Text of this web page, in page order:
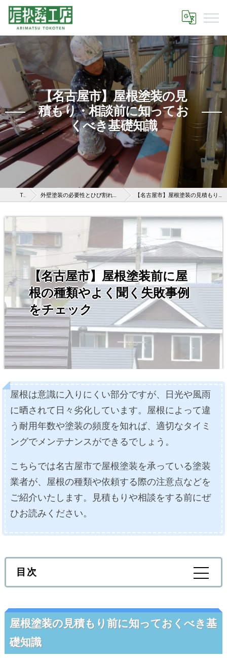
【名古屋市】屋根塗装の見
積もり・相談前に知ってお
くべき基礎知識
TOP 外壁塗装の必要性とひび割れなどのある外壁を放置する危険性 【名古屋市】屋根塗装の見積もり・相談前に知っておくべき基礎知識
【名古屋市】屋根塗装前に屋
根の種類やよく聞く失敗事例
をチェック
屋根は意識に入りにくい部分ですが、日光や風雨
に晒されて日々劣化しています。屋根によって違
う耐用年数や塗装の頻度を知れば、適切なタイミ
ングでメンテナンスができるでしょう。
こちらでは名古屋市で屋根塗装を承っている塗装
業者が、屋根の種類や依頼する際の注意点などを
ご紹介いたします。見積もりや相談をする前にぜ
ひお読みください。
目次
屋根塗装の見積もり前に知っておくべき基
礎知識